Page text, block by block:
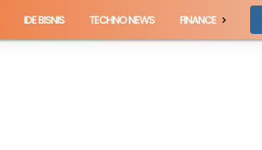
IDE BISNIS TECHNO NEWS FINANCE